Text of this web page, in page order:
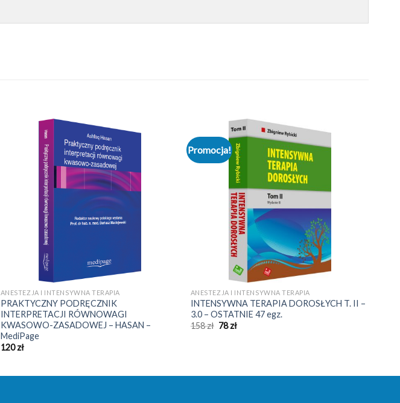
ANESTEZJA I INTENSYWNA TERAPIA
PRAKTYCZNY PODRĘCZNIK
INTERPRETACJI RÓWNOWAGI
KWASOWO-ZASADOWEJ – HASAN –
MediPage
120zł
Promocja!
ANESTEZJA I INTENSYWNA TERAPIA
INTENSYWNA TERAPIA DOROSŁYCH T. II –
3.0 – OSTATNIE 47 egz.
158zł Pierwotna
78złAktualna